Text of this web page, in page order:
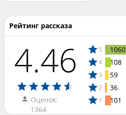
Рейтинг рассказа
4.46
Оценок:
1364
5 1060
4 108
3 59
2 36
1 101